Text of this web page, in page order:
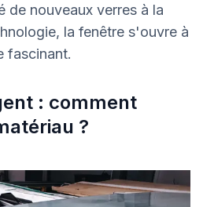
de nouveaux verres à la
la fenêtre s'ouvre à
fascinant.
: comment
?